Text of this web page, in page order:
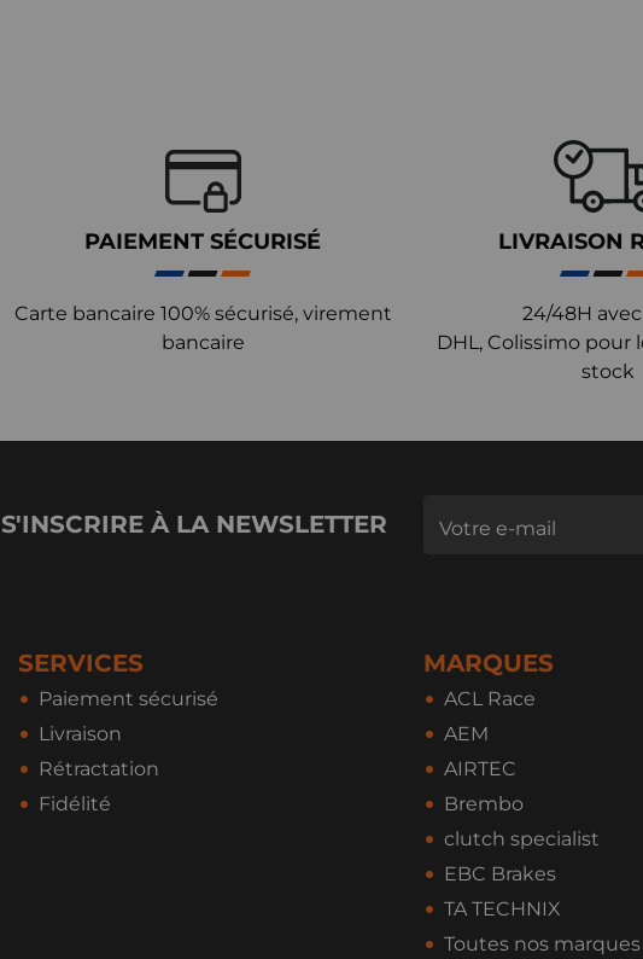
PAIEMENT SÉCURISÉ
Carte bancaire 100% sécurisé, virement
bancaire
LIVRAISON
24/48H
DHL, Colissimo pour
stock
S'INSCRIRE À LA NEWSLETTER
SERVICES
Paiement sécurisé
Livraison
Rétractation
Fidélité
MARQUES
ACL Race
AEM
AIRTEC
Brembo
clutch specialist
EBC Brakes
TA TECHNIX
Toutes nos marques